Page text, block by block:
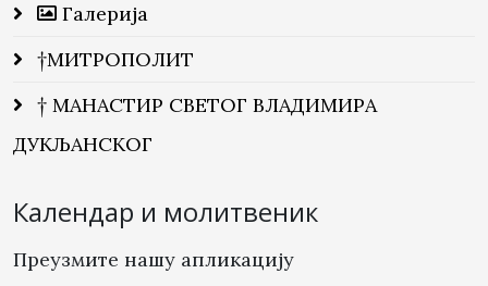
Галерија
†МИТРОПОЛИТ
† МАНАСТИР СВЕТОГ ВЛАДИМИРА
ДУКЉАНСКОГ
Календар и молитвеник
Преузмите нашу апликацију